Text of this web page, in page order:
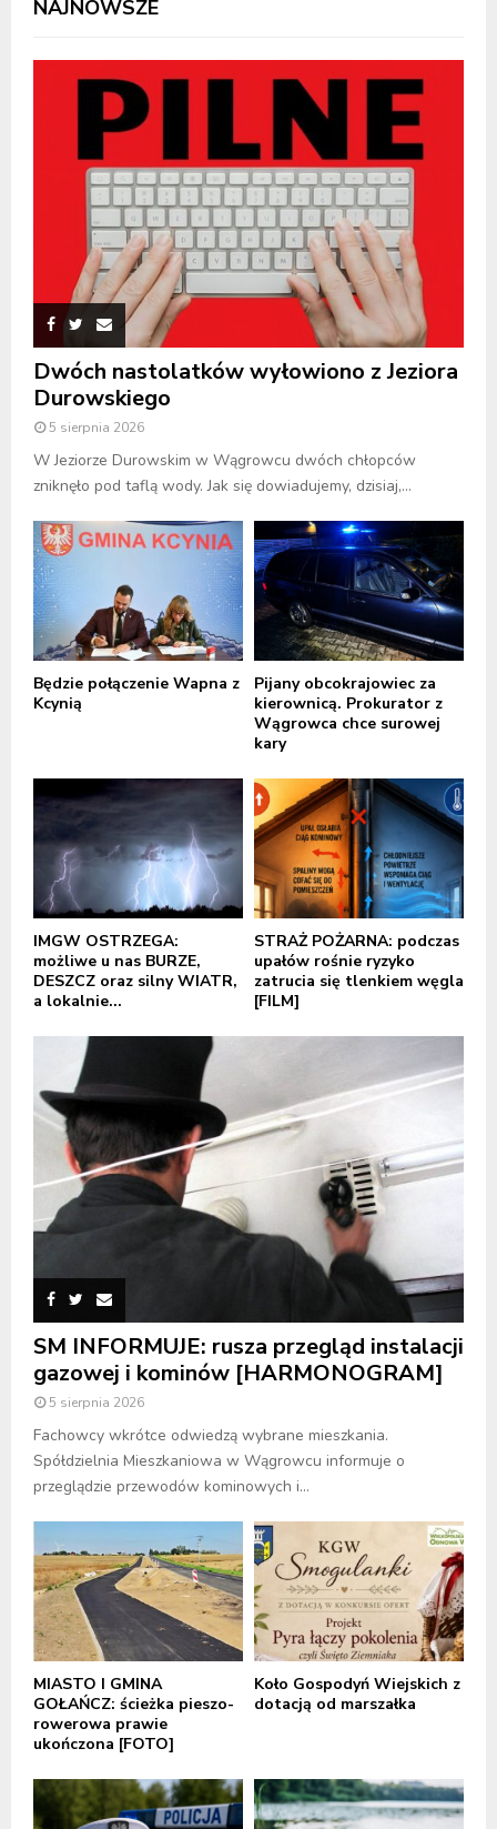
NAJNOWSZE
Dwóch nastolatków wyłowiono z Jeziora
Durowskiego
5 sierpnia 2026
W Jeziorze Durowskim w Wągrowcu dwóch chłopców
zniknęło pod taflą wody. Jak się dowiadujemy, dzisiaj,...
Będzie połączenie Wapna z
Kcynią
Pijany obcokrajowiec za
kierownicą. Prokurator z
Wągrowca chce surowej
kary
IMGW OSTRZEGA:
możliwe u nas BURZE,
DESZCZ oraz silny WIATR,
a lokalnie...
STRAŻ POŻARNA: podczas
upałów rośnie ryzyko
zatrucia się tlenkiem węgla
[FILM]
SM INFORMUJE: rusza przegląd instalacji
gazowej i kominów [HARMONOGRAM]
5 sierpnia 2026
Fachowcy wkrótce odwiedzą wybrane mieszkania.
Spółdzielnia Mieszkaniowa w Wągrowcu informuje o
przeglądzie przewodów kominowych i...
MIASTO I GMINA
GOŁAŃCZ: ścieżka pieszo-
rowerowa prawie
ukończona [FOTO]
Koło Gospodyń Wiejskich z
dotacją od marszałka